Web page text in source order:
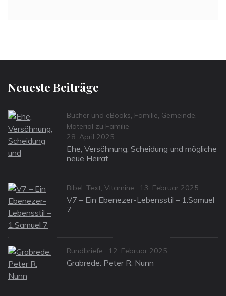
Neueste Beiträge
Categories
Bücher und eBooks, Familie, Gemeinde,
Material zu Familie
Posted
on
28. April 2025
Ehe, Versöhnung, Scheidung und mögliche
neue Heirat
Categories
Bibel: Text, Vitamine
Posted
on
13. Februar 2025
V7 – Ein Ebenezer-Lebensstil – 1.Samuel
7
Categories
Rundbriefe
Posted
on
12. Februar 2025
Grabrede: Peter R. Nunn